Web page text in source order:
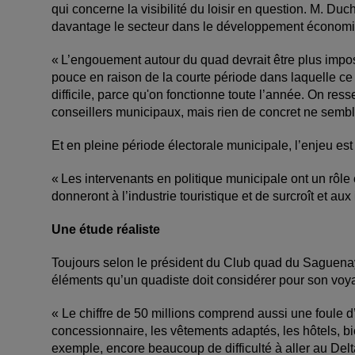
qui concerne la visibilité du loisir en question. M.
davantage le secteur dans le développement
« L’engouement autour du quad devrait être plus
pouce en raison de la courte période dans laquelle
difficile, parce qu'on fonctionne toute l’année. On
conseillers municipaux, mais rien de concret ne
Et en pleine période électorale municipale, l’enjeu
« Les intervenants en politique municipale ont un rôle
donneront à l’industrie touristique et de surcroît et
Une étude réaliste
Toujours selon le président du Club quad du
éléments qu’un quadiste doit considérer pour son
« Le chiffre de 50 millions comprend aussi une foule
concessionnaire, les vêtements adaptés, les hôtels,
exemple, encore beaucoup de difficulté à aller au